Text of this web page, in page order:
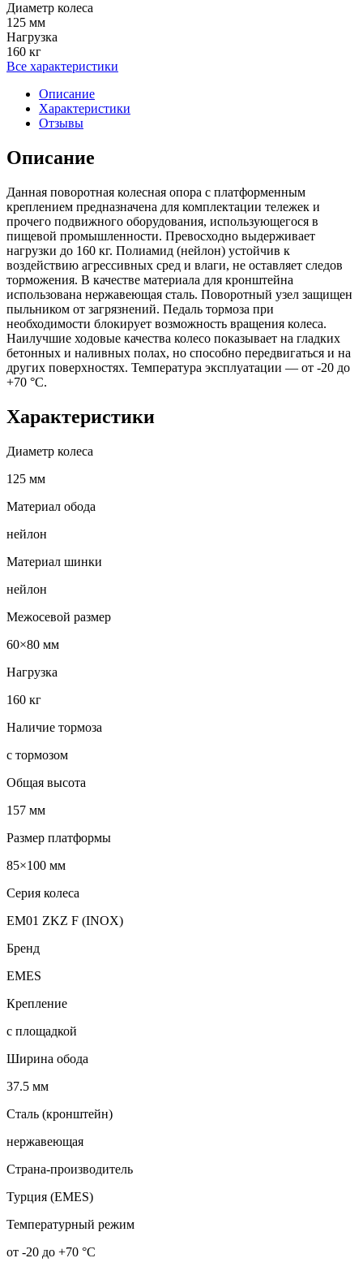
Диаметр колеса
125 мм
Нагрузка
160 кг
Все характеристики
Описание
Характеристики
Отзывы
Описание
Данная поворотная колесная опора с платформенным
креплением предназначена для комплектации тележек и
прочего подвижного оборудования, использующегося в
пищевой промышленности. Превосходно выдерживает
нагрузки до 160 кг. Полиамид (нейлон) устойчив к
воздействию агрессивных сред и влаги, не оставляет следов
торможения. В качестве материала для кронштейна
использована нержавеющая сталь. Поворотный узел защищен
пыльником от загрязнений. Педаль тормоза при
необходимости блокирует возможность вращения колеса.
Наилучшие ходовые качества колесо показывает на гладких
бетонных и наливных полах, но способно передвигаться и на
других поверхностях. Температура эксплуатации — от -20 до
+70 °С.
Характеристики
Диаметр колеса
125 мм
Материал обода
нейлон
Материал шинки
нейлон
Межосевой размер
60×80 мм
Нагрузка
160 кг
Наличие тормоза
с тормозом
Общая высота
157 мм
Размер платформы
85×100 мм
Серия колеса
EM01 ZKZ F (INOX)
Бренд
EMES
Крепление
с площадкой
Ширина обода
37.5 мм
Сталь (кронштейн)
нержавеющая
Страна-производитель
Турция (EMES)
Температурный режим
от -20 до +70 °С